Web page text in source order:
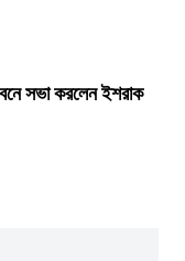
সভা করলেন ইশরাক